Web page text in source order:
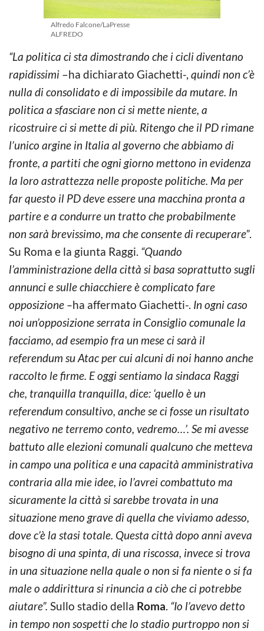
Alfredo Falcone/LaPresse
ALFREDO
“La politica ci sta dimostrando che i cicli diventano
rapidissimi –ha dichiarato Giachetti-, quindi non c’è
nulla di consolidato e di impossibile da mutare. In
politica a sfasciare non ci si mette niente, a
ricostruire ci si mette di più. Ritengo che il PD rimane
l’unico argine in Italia al governo che abbiamo di
fronte, a partiti che ogni giorno mettono in evidenza
la loro astrattezza nelle proposte politiche. Ma per
far questo il PD deve essere una macchina pronta a
partire e a condurre un tratto che probabilmente
non sarà brevissimo, ma che consente di recuperare”.
Su Roma e la giunta Raggi. “Quando
l’amministrazione della città si basa soprattutto sugli
annunci e sulle chiacchiere è complicato fare
opposizione –ha affermato Giachetti-. In ogni caso
noi un’opposizione serrata in Consiglio comunale la
facciamo, ad esempio fra un mese ci sarà il
referendum su Atac per cui alcuni di noi hanno anche
raccolto le firme. E oggi sentiamo la sindaca Raggi
che, tranquilla tranquilla, dice: ‘quello è un
referendum consultivo, anche se ci fosse un risultato
negativo ne terremo conto, vedremo…’. Se mi avesse
battuto alle elezioni comunali qualcuno che metteva
in campo una politica e una capacità amministrativa
contraria alla mie idee, io l’avrei combattuto ma
sicuramente la città si sarebbe trovata in una
situazione meno grave di quella che viviamo adesso,
dove c’è la stasi totale. Questa città dopo anni aveva
bisogno di una spinta, di una riscossa, invece si trova
in una situazione nella quale o non si fa niente o si fa
male o addirittura si rinuncia a ciò che ci potrebbe
aiutare”. Sullo stadio della Roma. “Io l’avevo detto
in tempo non sospetti che lo stadio purtroppo non si